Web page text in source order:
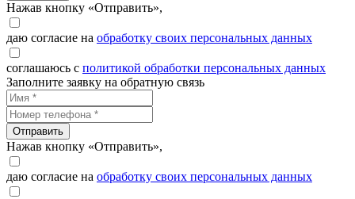
Нажав кнопку «Отправить»,
даю согласие на обработку своих персональных данных
соглашаюсь с политикой обработки персональных данных
Заполните заявку на обратную связь
Отправить
Нажав кнопку «Отправить»,
даю согласие на обработку своих персональных данных